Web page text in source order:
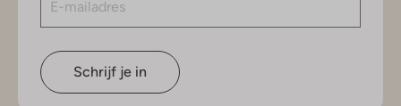
Schrijf je in